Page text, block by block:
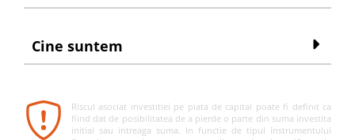
Cine suntem
Riscul asociat investitiei pe piata de capital poate fi definit ca
fiind dat de posibilitatea de a pierde o parte din suma investita
initial sau intreaga suma. In functie de tipul instrumentului